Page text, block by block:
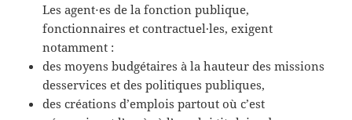
Les agent⋅es de la fonction publique,
fonctionnaires et contractuel·les, exigent
notamment :
des moyens budgétaires à la hauteur des missions
desservices et des politiques publiques,
des créations d’emplois partout où c’est